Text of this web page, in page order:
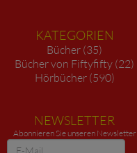
KATEGORIEN
Bücher (35)
Bücher von Fiftyfifty (22)
Hörbücher (590)
NEWSLETTER
Abonnieren Sie unseren Newsletter
Newsletter